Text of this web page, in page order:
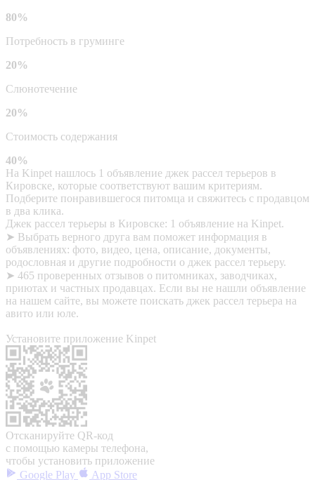
80%
Потребность в груминге
20%
Слюнотечение
20%
Стоимость содержания
40%
На Kinpet нашлось 1 объявление джек рассел терьеров в
Кировске, которые соответствуют вашим критериям.
Подберите понравившегося питомца и свяжитесь с продавцом
в два клика.
Джек рассел терьеры в Кировске: 1 объявление на Kinpet.
➤ Выбрать верного друга вам поможет информация в
объявлениях: фото, видео, цена, описание, документы,
родословная и другие подробности о джек рассел терьеру.
➤ 465 проверенных отзывов о питомниках, заводчиках,
приютах и частных продавцах. Если вы не нашли объявление
на нашем сайте, вы можете поискать джек рассел терьера на
авито или юле.
Установите приложение Kinpet
Отсканируйте QR-код
с помощью камеры телефона,
чтобы установить приложение
Google Play
App Store